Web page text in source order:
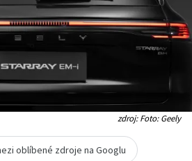
zdroj: Foto: Geely
oblíbené zdroje na Googlu